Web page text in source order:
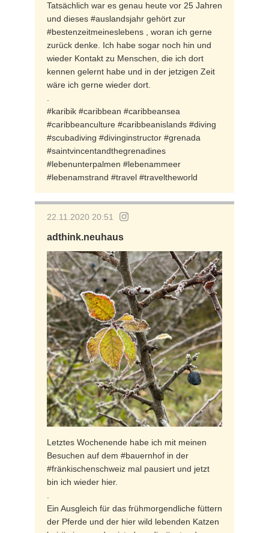
Tatsächlich war es genau heute vor 25 Jahren
und dieses #auslandsjahr gehört zur
#bestenzeitmeineslebens , woran ich gerne
zurück denke. Ich habe sogar noch hin und
wieder Kontakt zu Menschen, die ich dort
kennen gelernt habe und in der jetzigen Zeit
wäre ich gerne wieder dort.
#karibik #caribbean #caribbeansea
#caribbeanculture #caribbeanislands #diving
#scubadiving #divinginstructor #grenada
#saintvincentandthegrenadines
#lebenunterpalmen #lebenammeer
#lebenamstrand #travel #traveltheworld
22.11.2020 20:51
adthink.neuhaus
Letztes Wochenende habe ich mit meinen
Besuchen auf dem #bauernhof in der
#fränkischenschweiz mal pausiert und jetzt
bin ich wieder hier.
Ein Ausgleich für das frühmorgendliche füttern
der Pferde und der hier wild lebenden Katzen